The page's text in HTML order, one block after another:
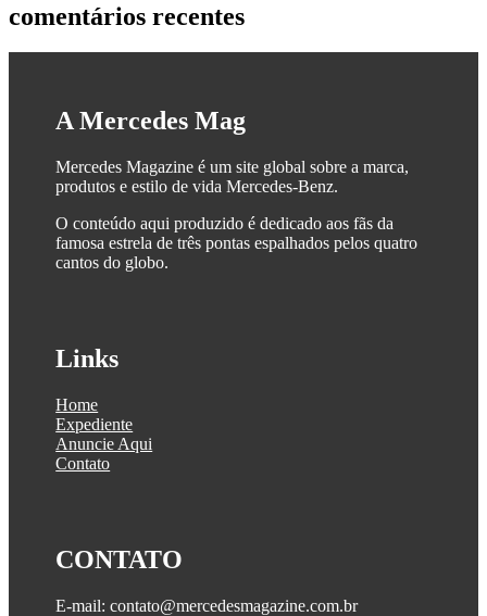
comentários recentes
A Mercedes Mag
Mercedes Magazine é um site global sobre a marca,
produtos e estilo de vida Mercedes-Benz.
O conteúdo aqui produzido é dedicado aos fãs da
famosa estrela de três pontas espalhados pelos quatro
cantos do globo.
Links
Home
Expediente
Anuncie Aqui
Contato
CONTATO
E-mail: contato@mercedesmagazine.com.br